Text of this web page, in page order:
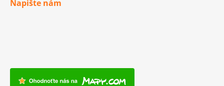
Napište nám